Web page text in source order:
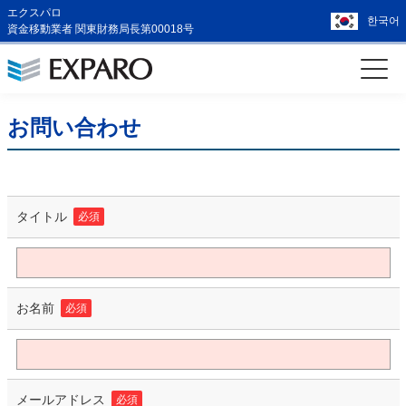
エクスパロ
資金移動業者 関東財務局長第00018号
한국어
お問い合わせ
タイトル 必須
お名前 必須
メールアドレス 必須